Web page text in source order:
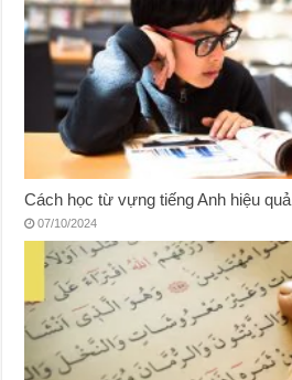
Cách học từ vựng tiếng Anh hiệu quả
07/10/2024